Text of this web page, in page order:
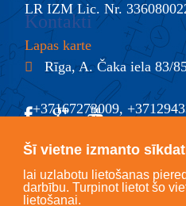
Šī vietne izmanto
lai uzlabotu lietošanas
darbību. Turpinot lietot šo
lietošanai.
LR IZM Lic. Nr.
Lapas karte
Kontakti
Rīga, A. Čaka iela 83/
+37167273009,
@ info@lando.lv